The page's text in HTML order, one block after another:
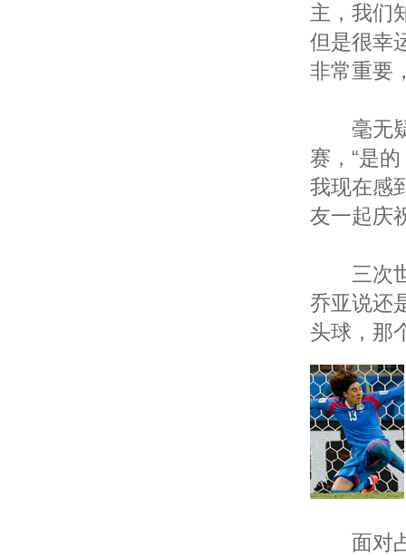
主，我们
但是很幸
非常重要
毫无疑
赛，“是
我现在感
友一起庆
三次世
乔亚说还
头球，那
面对占